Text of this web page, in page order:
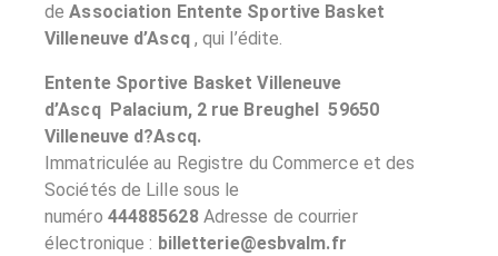
deAssociation Entente Sportive Basket
Villeneuve d’Ascq , qui l’édite.
Entente Sportive Basket Villeneuve
d’Ascq Palacium, 2 rue Breughel59650
Villeneuve d?Ascq.
Immatriculée au Registre du Commerce et des
Sociétés de Lille sous le
numéro 444885628 Adresse de courrier
électronique : billetterie@esbvalm.fr